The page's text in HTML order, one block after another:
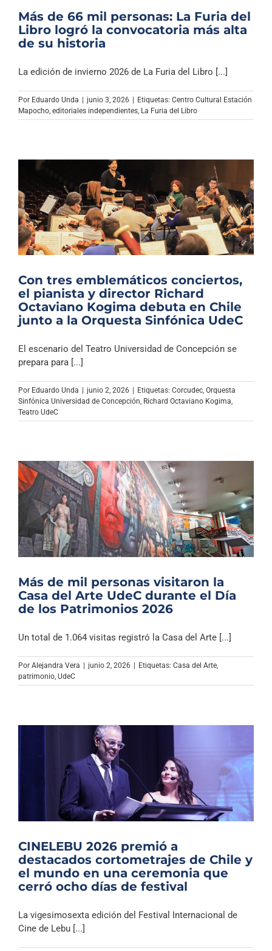
Más de 66 mil personas: La Furia del
Libro logró la convocatoria más alta
de su historia
La edición de invierno 2026 de La Furia del Libro [...]
Por Eduardo Unda | junio 3, 2026 | Etiquetas: Centro Cultural Estación
Mapocho editoriales independientes La Furia del Libro
Con tres emblemáticos conciertos,
el pianista y director Richard
Octaviano Kogima debuta en Chile
junto a la Orquesta Sinfónica UdeC
El escenario del Teatro Universidad de Concepción se
prepara para [...]
Por Eduardo Unda junio 2, 2026 Etiquetas: Corcudec, Orquesta
Sinfónica Universidad de Concepción, Richard Octaviano Kogima,
Teatro UdeC
Más de mil personas visitaron la
Casa del Arte UdeC durante el Día
de los Patrimonios 2026
Un total de 1.064 visitas registró la Casa del Arte [...]
Por Alejandra Vera junio 2, 2026 Etiquetas: Casa del Arte,
patrimonio, UdeC
CINELEBU 2026 premió a
destacados cortometrajes de Chile y
el mundo en una ceremonia que
cerró ocho días de festival
La vigesimosexta edición del Festival Internacional de
Cine de Lebu [...]